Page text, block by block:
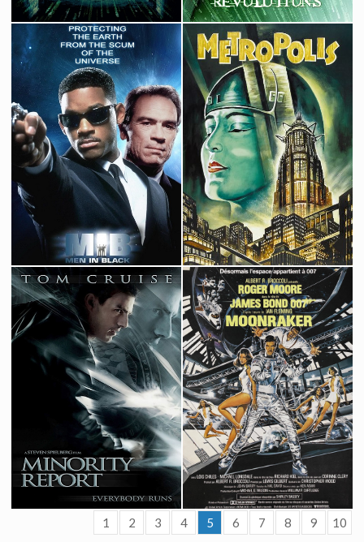
Matrix Reloaded
2003
Matrix Revolutions
2003
Men in Black II
2002
Metropolis
1927
1 2 3 4 5 6 7 8 9 10